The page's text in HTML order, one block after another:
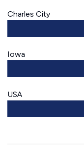
Charles City
Iowa
USA